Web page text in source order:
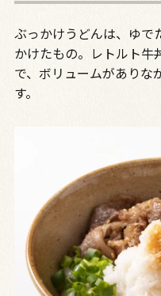
ぶっかけうどんは、ゆで
かけたもの。レトルト牛
で、ボリュームがありな
す。